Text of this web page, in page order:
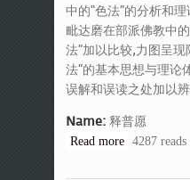
中的“色法”的分析和
毗达磨在部派佛教中
法”加以比较,力图呈
法”的基本思想与理论
误解和误读之处加以辨
Name: 释普愿
Read moreabout 阿毗
4287 reads